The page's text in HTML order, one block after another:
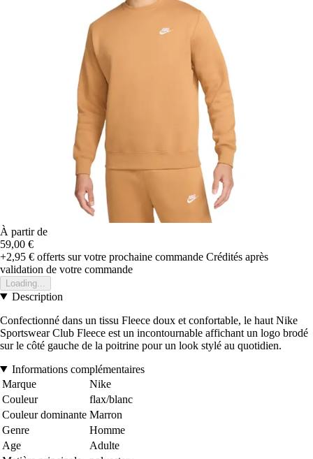
À partir de
59,00 €
+2,95 € offerts sur votre prochaine commande Crédités après
validation de votre commande
Loading...
Description
Confectionné dans un tissu Fleece doux et confortable, le haut Nike
Sportswear Club Fleece est un incontournable affichant un logo brodé
sur le côté gauche de la poitrine pour un look stylé au quotidien.
Informations complémentaires
Marque
Nike
Couleur
flax/blanc
Couleur dominante Marron
Genre
Homme
Age
Adulte